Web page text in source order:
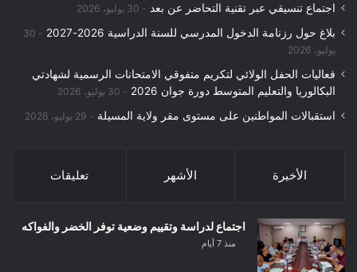
اجتماع تنسيقي عبر تقنية التحاضر عن بعد 30 يوليو، 2026
بلاغ حول رزنامة الدخول المدرسي للسنة الدراسية 2026-2027
30
يوليو، 2026
فعاليات الحفل الولائي لتكريم متفوقي الامتحانات الرسمية لشهادتي
البكالوريا والتعليم المتوسط دورة جوان 2026
30 يوليو، 2026
استقبالات المواطنين على مستوى مقر ولاية المسيلة 29 يوليو، 2026
الأخيرة الأشهر تعليقات
اجتماع لدراسة وتقييم وضعية توفر الخضر والفواكه
منذ 7 أيام